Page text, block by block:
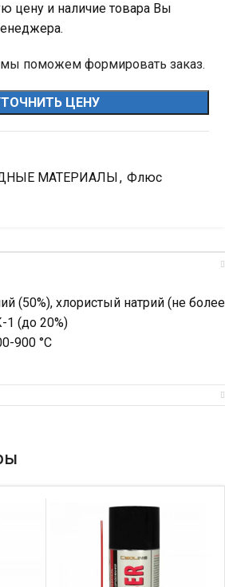
цену и наличие товара Вы
поможем формировать заказ.
ЦЕНУ
МАТЕРИАЛЫ, Флюс
(50%), хлористый натрий (не более
1 (до 20%)
900 °С